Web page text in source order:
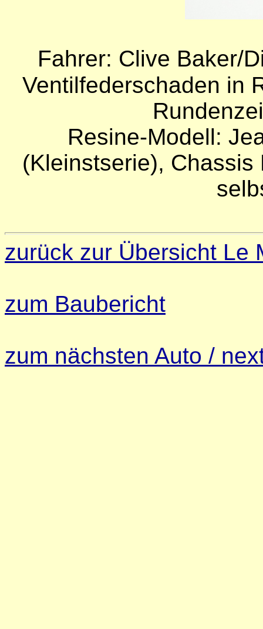
Fahrer: Clive Baker/
Ventilfederschaden in
Resine-Modell:
(Kleinstserie),
zurück zur Übersicht Le
zum Baubericht
zum nächsten Auto /